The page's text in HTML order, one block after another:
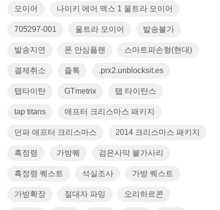
모이어 나이키 에어 맥스 1 울트라 모이어
705297-001 울트라 모이어 발송불가
발송지연 폰 안심플랜 스마트파손형(현대)
결제취소 즐톡 .prx2.unblocksit.es
탭타이탄 GTmetrix 탭 타이탄스
tap titans 애프터 크리스마스 패키지
던파 애프터 크리스마스 2014 크리스마스 패키지
흑정령 가방퀘 검은사막 불가사리
흑정령 퀘스트 석실조사 가방 퀘스트
가방확장 절대자 파밍 오리하르콘